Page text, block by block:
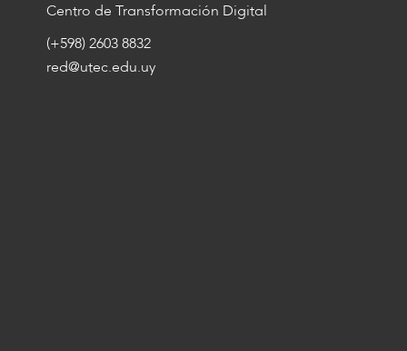
Centro de Transformación Digital
(+598) 2603 8832
red@utec.edu.uy